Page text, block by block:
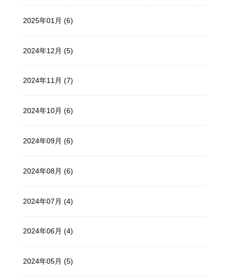
2025年01月 (6)
2024年12月 (5)
2024年11月 (7)
2024年10月 (6)
2024年09月 (6)
2024年08月 (6)
2024年07月 (4)
2024年06月 (4)
2024年05月 (5)